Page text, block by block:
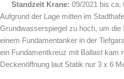
Standzeit Krane:09/2021 bis ca.
Aufgrund der Lage mitten im
Grundwasserspiegel zu hoch, um die
einem Fundamentanker in der
ein Fundamentkreuz mit Ballast kam
Deckenöffnung laut Statik nur 3 x 6